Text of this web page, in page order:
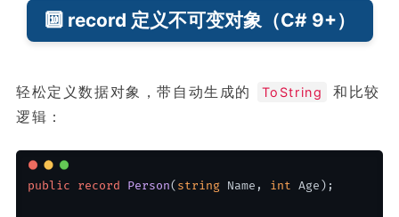
🔟 record 定义不可变对象（C# 9+）
轻松定义数据对象，带自动生成的 ToString
和比较
逻辑：
public record Person( string Name, int Age ) ;